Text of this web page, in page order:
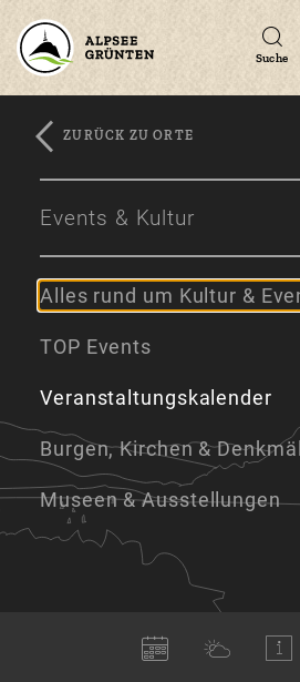
Zum
Zur
Zum
Suche
ZURÜCK ZU ORTE
Events & Kultur
Alles rund um Kultur &
TOP Events
Veranstaltungskalender
Burgen, Kirchen &
Museen & Ausstellungen
Unterkünfte